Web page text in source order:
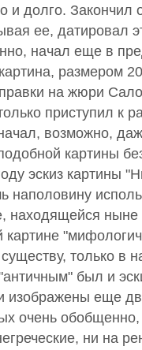
и долго. Закончил
ее, датировал
начал еще в
размером
на жюри
приступил к
возможно,
картины
эскиз картины
наполовину
находящейся
картине
только в
был и
изображены еще
очень
ни на